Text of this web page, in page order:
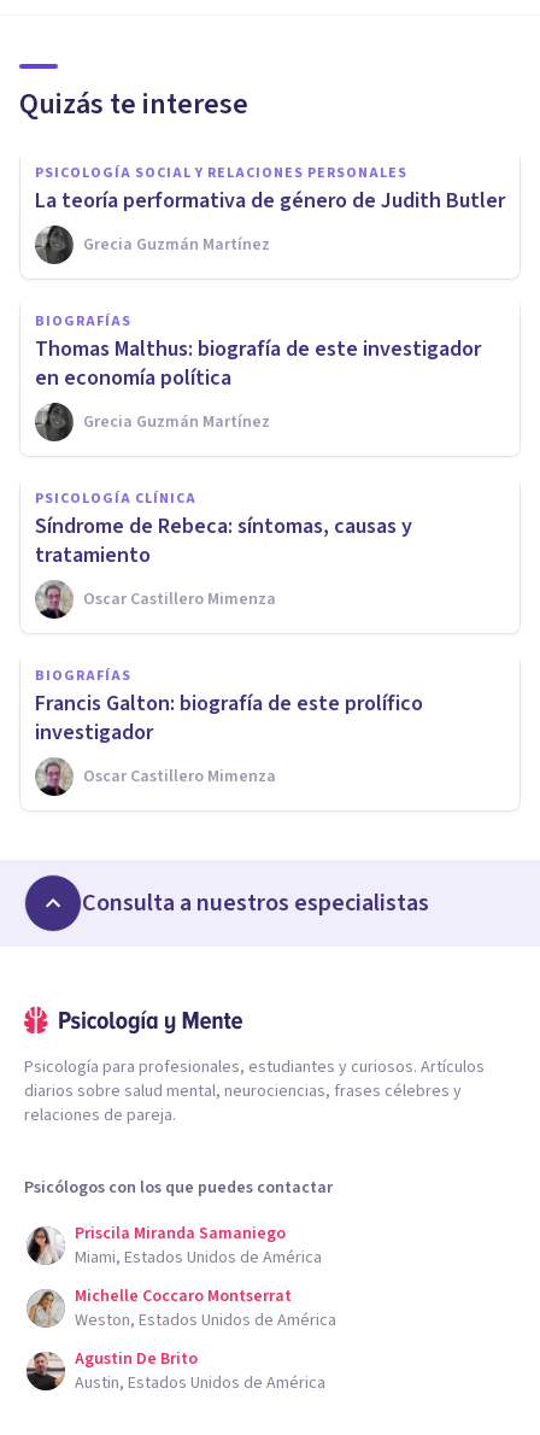
Quizás te interese
PSICOLOGÍA SOCIAL Y RELACIONES PERSONALES
La teoría performativa de género de Judith Butler
Grecia Guzmán Martínez
BIOGRAFÍAS
Thomas Malthus: biografía de este investigador
en economía política
Grecia Guzmán Martínez
PSICOLOGÍA CLÍNICA
Síndrome de Rebeca: síntomas, causas y
tratamiento
Oscar Castillero Mimenza
BIOGRAFÍAS
Francis Galton: biografía de este prolífico
investigador
Oscar Castillero Mimenza
Consulta a nuestros especialistas
Psicología para profesionales, estudiantes y curiosos. Artículos
diarios sobre salud mental, neurociencias, frases célebres y
relaciones de pareja.
Psicólogos con los que puedes contactar
Priscila Miranda Samaniego
Miami, Estados Unidos de América
Michelle Coccaro Montserrat
Weston, Estados Unidos de América
Agustin De Brito
Austin, Estados Unidos de América